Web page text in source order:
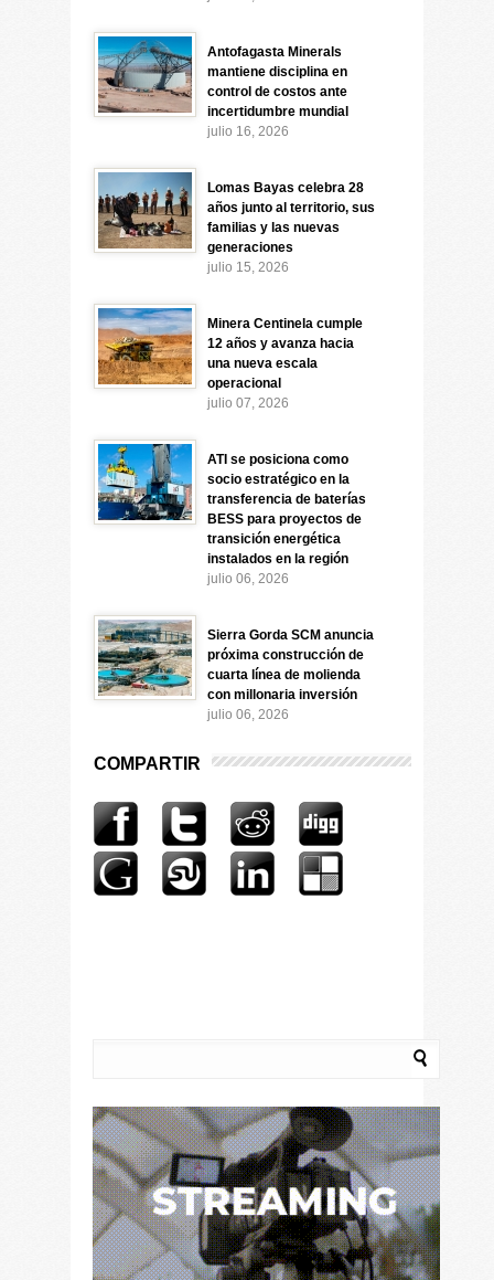
Antofagasta Minerals
mantiene disciplina en
control de costos ante
incertidumbre mundial
julio 16, 2026
Lomas Bayas celebra 28
años junto al territorio, sus
familias y las nuevas
generaciones
julio 15, 2026
Minera Centinela cumple
12 años y avanza hacia
una nueva escala
operacional
julio 07, 2026
ATI se posiciona como
socio estratégico en la
transferencia de baterías
BESS para proyectos de
transición energética
instalados en la región
julio 06, 2026
Sierra Gorda SCM anuncia
próxima construcción de
cuarta línea de molienda
con millonaria inversión
julio 06, 2026
COMPARTIR